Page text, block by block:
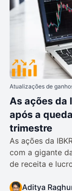
Atualizações de
As ações da
após a
trimestre
As ações da
com a gigante
de receita e
Aditya